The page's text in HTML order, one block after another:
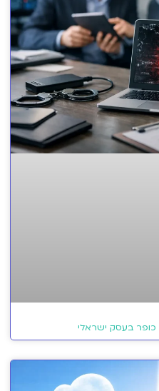
בעסק ישראלי